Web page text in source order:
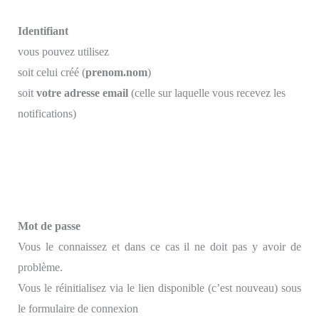
Identifiant
vous pouvez utilisez
soit celui créé (prenom.nom)
soit votre adresse email(celle sur laquelle vous recevez les
notifications)
Mot de passe
Vous le connaissez et dans ce cas il ne doit pas y avoir de
problème.
Vous le réinitialisez via le lien disponible (c’est nouveau) sous
le formulaire de connexion